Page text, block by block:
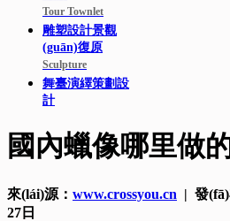
Tour Townlet
雕塑設計景觀
(guān)復原
Sculpture
舞臺演繹策劃設
計
國內蠟像哪里做的好
來(lái)源： www.crossyou.cn | 發(fā)
27日